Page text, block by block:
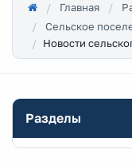
Главная
Сельское
Новости
Разделы